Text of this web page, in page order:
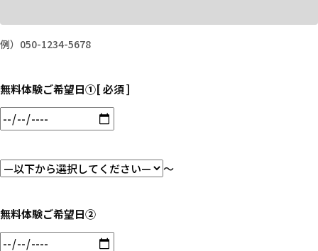
例）050-1234-5678
無料体験ご希望日①[ 必須 ]
〜
無料体験ご希望日②